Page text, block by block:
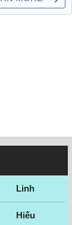
Linh
Hiếu